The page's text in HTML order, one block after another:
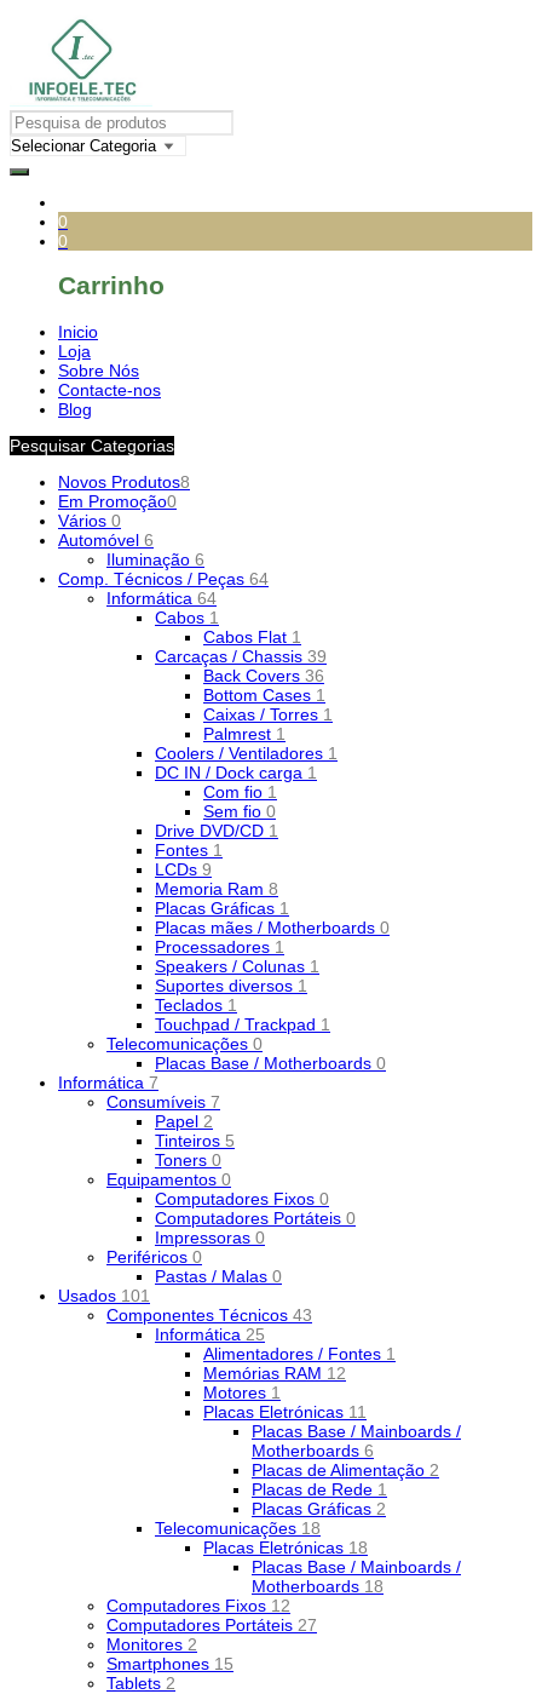
0
0
Carrinho
Inicio
Loja
Sobre Nós
Contacte-nos
Blog
Pesquisar Categorias
Novos Produtos8
Em Promoção0
Vários 0
Automóvel 6
Iluminação 6
Comp. Técnicos / Peças 64
Informática 64
Cabos 1
Cabos Flat 1
Carcaças / Chassis 39
Back Covers 36
Bottom Cases 1
Caixas / Torres 1
Palmrest 1
Coolers / Ventiladores 1
DC IN / Dock carga 1
Com fio 1
Sem fio 0
Drive DVD/CD 1
Fontes 1
LCDs 9
Memoria Ram 8
Placas Gráficas 1
Placas mães / Motherboards 0
Processadores 1
Speakers / Colunas 1
Suportes diversos 1
Teclados 1
Touchpad / Trackpad 1
Telecomunicações 0
Placas Base / Motherboards 0
Informática 7
Consumíveis 7
Papel 2
Tinteiros 5
Toners 0
Equipamentos 0
Computadores Fixos 0
Computadores Portáteis 0
Impressoras 0
Periféricos 0
Pastas / Malas 0
Usados 101
Componentes Técnicos 43
Informática 25
Alimentadores / Fontes 1
Memórias RAM 12
Motores 1
Placas Eletrónicas 11
Placas Base / Mainboards /
Motherboards 6
Placas de Alimentação 2
Placas de Rede 1
Placas Gráficas 2
Telecomunicações 18
Placas Eletrónicas 18
Placas Base / Mainboards /
Motherboards 18
Computadores Fixos 12
Computadores Portáteis 27
Monitores 2
Smartphones 15
Tablets 2